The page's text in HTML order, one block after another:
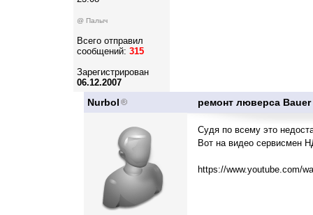
@ Палыч
Всего отправил
сообщений: 315
Зарегистрирован
06.12.2007
Nurbol ремонт люверса Bauer
Судя по всему это
Вот на видео сервисмен
https://www.youtube.com/